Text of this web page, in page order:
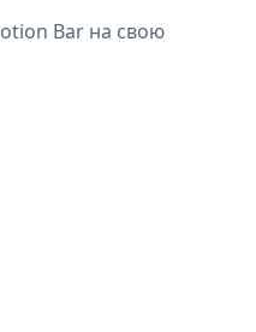
Bar на свою